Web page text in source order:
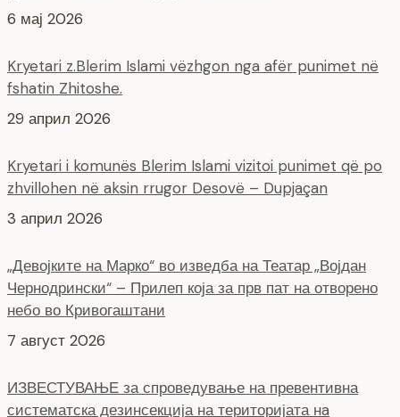
6 мај 2026
Kryetari z.Blerim Islami vëzhgon nga afër punimet në
fshatin Zhitoshe.
29 април 2026
Kryetari i komunës Blerim Islami vizitoi punimet që po
zhvillohen në aksin rrugor Desovë – Dupjaçan
3 април 2026
„Девојките на Марко“ во изведба на Театар „Војдан
Чернодрински“ – Прилеп која за прв пат на отворено
небо во Кривогаштани
7 август 2026
ИЗВЕСТУВАЊЕ за спроведување на превентивна
систематска дезинсекција на територијата нa